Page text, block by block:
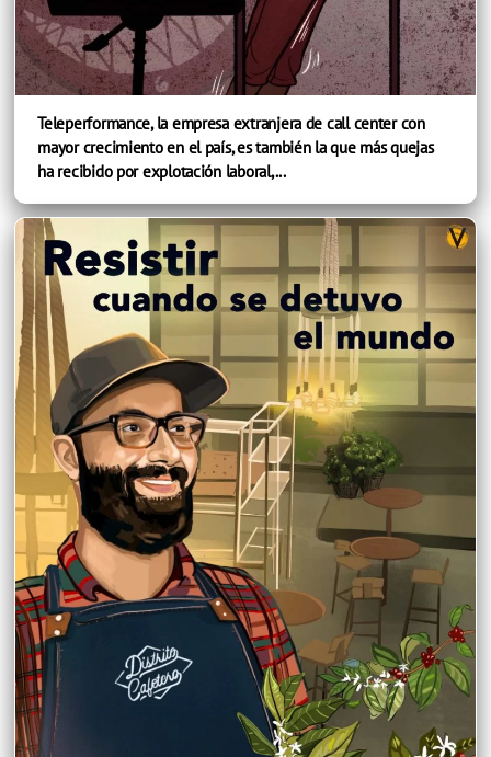
Teleperformance, la empresa extranjera de call center con
mayor crecimiento en el país, es también la que más quejas
ha recibido por explotación laboral,...